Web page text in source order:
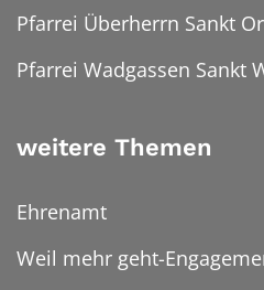
Pfarrei Überherrn Sankt
Pfarrei Wadgassen Sankt
weitere Themen
Ehrenamt
Weil mehr geht-